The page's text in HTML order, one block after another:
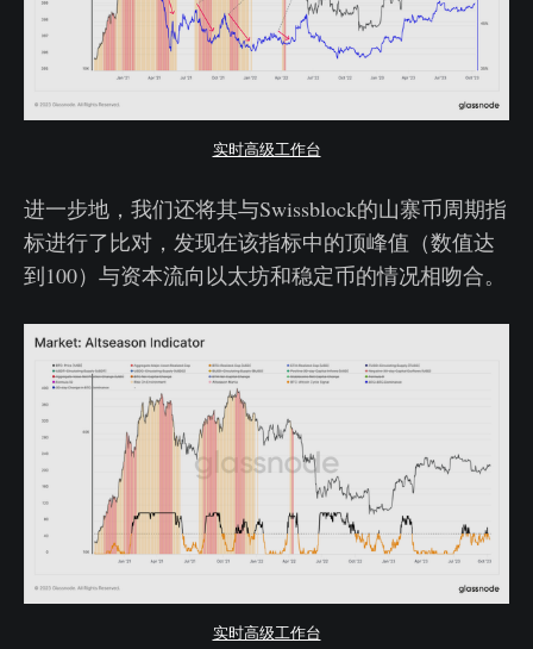
实时高级工作台
进一步地，我们还将其与Swissblock的山寨币周期指
标进行了比对，发现在该指标中的顶峰值（数值达
到100）与资本流向以太坊和稳定币的情况相吻合。
实时高级工作台